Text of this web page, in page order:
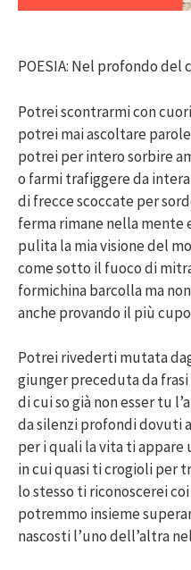
POESIA: Nel profondo del
Potrei scontrarmi con
potrei mai ascoltare
potrei per intero sorbire
o farmi trafiggere da
di frecce scoccate per
ferma rimane nella mente
pulita la mia visione del
come sotto il fuoco di
formichina barcolla ma
anche provando il più
Potrei rivederti mutata
giunger preceduta da frasi
di cui so già non esser tu
da silenzi profondi dovuti
per i quali la vita ti appare
in cui quasi ti crogioli per
lo stesso ti riconoscerei
potremmo insieme
nascosti l’uno dell’altra